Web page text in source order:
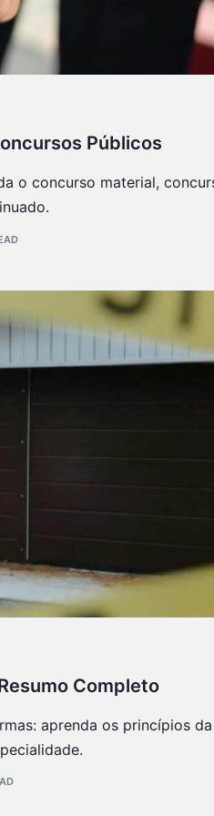
Públicos
o concurso material,
Completo
aprenda os princípios da